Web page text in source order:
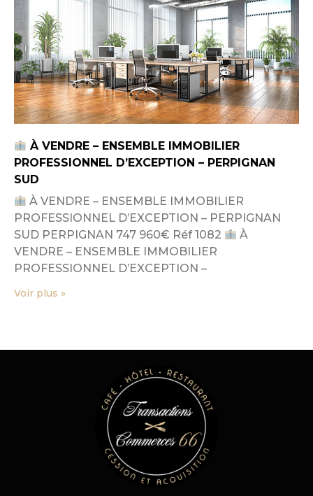
À VENDRE – ENSEMBLE IMMOBILIER
PROFESSIONNEL D’EXCEPTION – PERPIGNAN
SUD
À VENDRE – ENSEMBLE IMMOBILIER
PROFESSIONNEL D’EXCEPTION – PERPIGNAN
SUD PERPIGNAN 747 960€ Réf 1082
À
VENDRE – ENSEMBLE IMMOBILIER
PROFESSIONNEL D’EXCEPTION –
Voir plus »